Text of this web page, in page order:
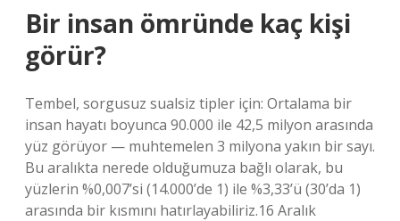
Bir insan ömründe kaç kişi
görür?
Tembel, sorgusuz sualsiz tipler için: Ortalama bir
insan hayatı boyunca 90.000 ile 42,5 milyon arasında
yüz görüyor — muhtemelen 3 milyona yakın bir sayı.
Bu aralıkta nerede olduğumuza bağlı olarak, bu
yüzlerin %0,007’si (14.000’de 1) ile %3,33’ü (30’da 1)
arasında bir kısmını hatırlayabiliriz.16 Aralık